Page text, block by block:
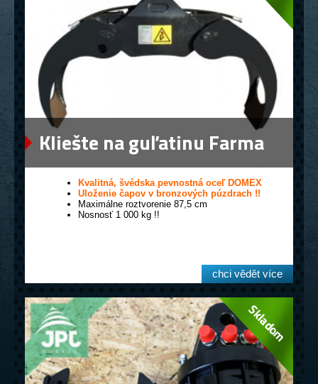
Kliešte na guľatinu Farma
0,12
Kvalitná, švédska pevnostná oceľ DOMEX
Uloženie čapov v bronzových púzdrach !!
Maximálne roztvorenie 87,5 cm
Nosnosť 1 000 kg !!
chci vědět více